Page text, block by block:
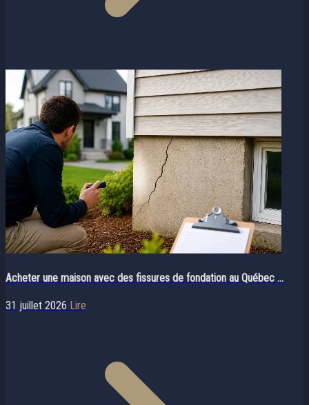
Acheter une maison avec des fissures de fondation au Québec ...
31 juillet 2026 Lire